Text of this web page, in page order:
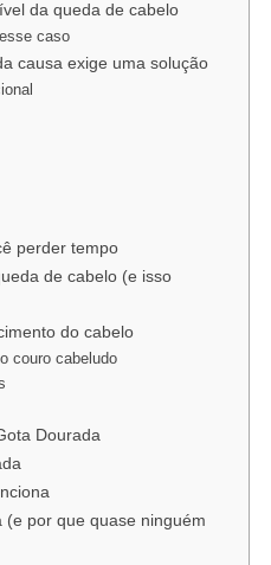
da queda de cabelo
caso
causa exige uma solução
perder tempo
de cabelo (e isso
do cabelo
couro cabeludo
Dourada
(e por que quase ninguém